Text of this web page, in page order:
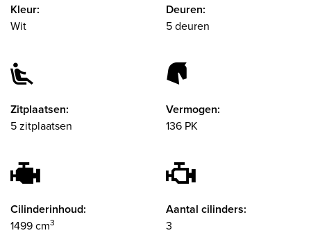
Kleur:
Wit
Deuren:
5 deuren
Zitplaatsen:
5 zitplaatsen
Vermogen:
136 PK
Cilinderinhoud:
1499 cm3
Aantal cilinders:
3